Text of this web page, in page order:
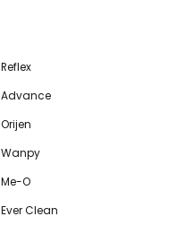
Reflex
Advance
Orijen
Wanpy
Me-O
Ever Clean